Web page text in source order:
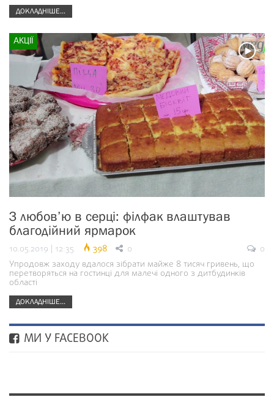
ДОКЛАДНІШЕ...
АКЦІЇ
З любов’ю в серці: філфак влаштував
благодійний ярмарок
10.05.2019 | 12:35 398 0
0
Упродовж заходу вдалося зібрати майже 8 тисяч гривень, що
перетворяться на гостинці для малечі одного з дитбудинків
області
ДОКЛАДНІШЕ...
МИ У FACEBOOK